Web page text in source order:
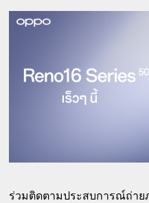
ร่วมติดตามประสบการณ์ถ่าย